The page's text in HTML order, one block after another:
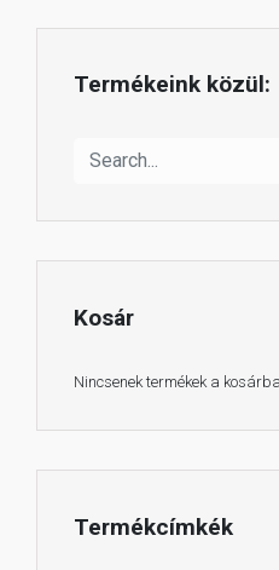
Termékeink közül:
Kosár
Nincsenek termékek a
Termékcímkék